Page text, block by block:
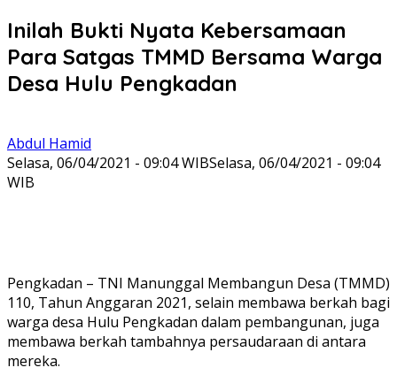
Inilah Bukti Nyata Kebersamaan
Para Satgas TMMD Bersama Warga
Desa Hulu Pengkadan
Abdul Hamid
Selasa, 06/04/2021 - 09:04 WIBSelasa, 06/04/2021 - 09:04
WIB
Pengkadan – TNI Manunggal Membangun Desa (TMMD)
110, Tahun Anggaran 2021, selain membawa berkah bagi
warga desa Hulu Pengkadan dalam pembangunan, juga
membawa berkah tambahnya persaudaraan di antara
mereka.